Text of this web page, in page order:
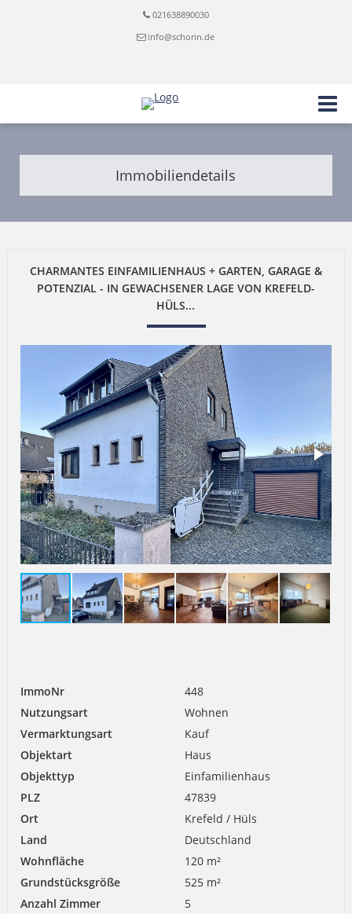
021638890030
info@schorin.de
Immobiliendetails
CHARMANTES EINFAMILIENHAUS + GARTEN, GARAGE &
POTENZIAL - IN GEWACHSENER LAGE VON KREFELD-
HÜLS...
ImmoNr
448
Nutzungsart
Wohnen
Vermarktungsart
Kauf
Objektart
Haus
Objekttyp
Einfamilienhaus
PLZ
47839
Ort
Krefeld / Hüls
Land
Deutschland
Wohnfläche
120 m²
Grundstücksgröße
525 m²
Anzahl Zimmer
5